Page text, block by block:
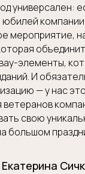
универсален:
юбилей
мероприятие,
элементы,
И
— у нас
ветеранов
свою
большом
Екатерина